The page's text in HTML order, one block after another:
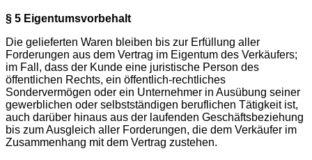
§ 5 Eigentumsvorbehalt
Die gelieferten Waren bleiben bis zur Erfüllung aller
Forderungen aus dem Vertrag im Eigentum des Verkäufers;
im Fall, dass der Kunde eine juristische Person des
öffentlichen Rechts, ein öffentlich-rechtliches
Sondervermögen oder ein Unternehmer in Ausübung seiner
gewerblichen oder selbstständigen beruflichen Tätigkeit ist,
auch darüber hinaus aus der laufenden Geschäftsbeziehung
bis zum Ausgleich aller Forderungen, die dem Verkäufer im
Zusammenhang mit dem Vertrag zustehen.